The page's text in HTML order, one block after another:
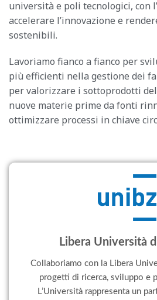
università e poli tecnologici, con
accelerare l’innovazione e
sostenibili.
Lavoriamo fianco a fianco per
più efficienti nella gestione dei
per valorizzare i sottoprodotti
nuove materie prime da fonti
ottimizzare processi in chiave
Libera Università
Collaboriamo con la Libera
progetti di ricerca, sviluppo e
L’Università rappresenta un